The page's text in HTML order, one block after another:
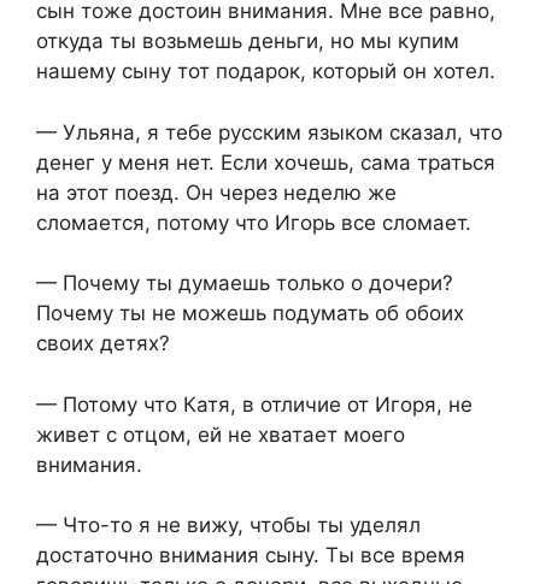
сын тоже достоин внимания. Мне все равно,
откуда ты возьмешь деньги, но мы купим
нашему сыну тот подарок, который он хотел.
— Ульяна, я тебе русским языком сказал, что
денег у меня нет. Если хочешь, сама траться
на этот поезд. Он через неделю же
сломается, потому что Игорь все сломает.
— Почему ты думаешь только о дочери?
Почему ты не можешь подумать об обоих
своих детях?
— Потому что Катя, в отличие от Игоря, не
живет с отцом, ей не хватает моего
внимания.
— Что-то я не вижу, чтобы ты уделял
достаточно внимания сыну. Ты все время